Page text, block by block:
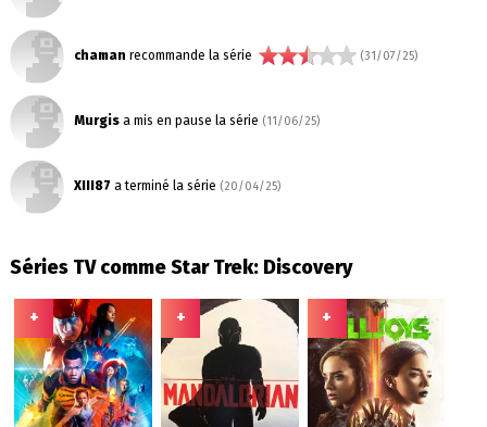
chaman recommande la série (31/07/25)
Murgisa mis en pause la série (11/06/25)
XIII87 a terminé la série (20/04/25)
Séries TV comme Star Trek: Discovery
+ + +